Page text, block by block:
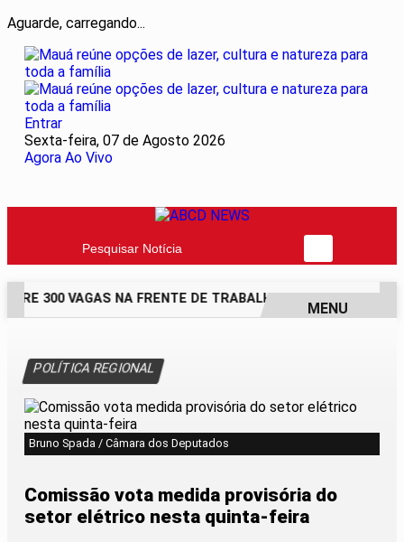
Aguarde, carregando...
Entrar
Sexta-feira, 07 de Agosto 2026
Agora Ao Vivo
Pesquisar Notícia
300 VAGAS NA FRENTE DE TRABALHO COM BOLSA DE
MENU
POLÍTICA REGIONAL
Bruno Spada / Câmara dos Deputados
Comissão vota medida provisória do
setor elétrico nesta quinta-feira